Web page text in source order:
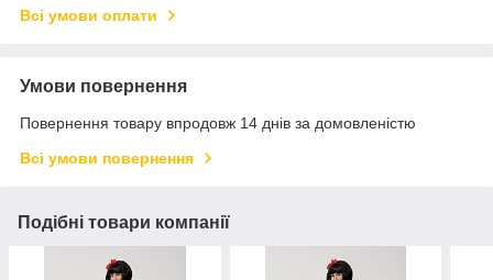
Всі умови оплати
Умови повернення
Повернення товару впродовж 14 днів за домовленістю
Всі умови повернення
Подібні товари компанії